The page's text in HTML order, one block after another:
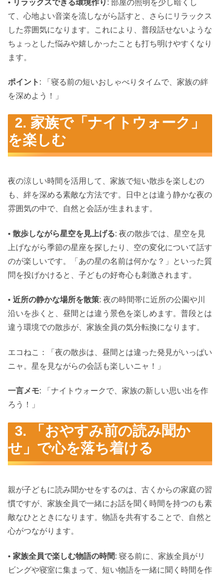
• リラックスできる環境作り : 部屋の照明を少し暗くし
て、心地よい音楽を流しながら話すと、さらにリラックス
した雰囲気になります。これにより、普段話せないような
ちょっとした悩みや嬉しかったことも打ち明けやすくなり
ます。
ポイント : 「寝る前の短いおしゃべりタイムで、家族の絆
を深めよう！」
2. 家族で「ナイトウォーク」
を楽しむ
夜の涼しい時間を活用して、家族で短い散歩を楽しむの
も、絆を深める素敵な方法です。日中とは違う静かな夜の
雰囲気の中で、自然と会話が生まれます。
• 散歩しながら星空を見上げる: 夜の散歩では、星空を見
上げながら季節の星座を探したり、空の変化について話す
のが楽しいです。「あの星の名前は何かな？」といった質
問を投げかけると、子どもの好奇心も刺激されます。
• 近所の静かな場所を散策: 夜の時間帯に近所の公園や川
沿いを歩くと、昼間とは違う景色を楽しめます。普段とは
違う環境での散歩が、家族全員の気分転換になります。
エコねこ：「夜の散歩は、昼間とは違った発見がいっぱい
ニャ。星を見ながらの会話も楽しいニャ！」
一言メモ: 「ナイトウォークで、家族の新しい思い出を作
ろう！」
3. 「おやすみ前の読み聞か
せ」で心を落ち着ける
親が子どもに読み聞かせをするのは、古くからの家庭の習
慣ですが、家族全員で一緒にお話を聞く時間を持つのも素
敵なひとときになります。物語を共有することで、自然と
心がつながります。
• 家族全員で楽しむ物語の時間: 寝る前に、家族全員がリ
ビングや寝室に集まって、短い物語を一緒に聞く時間を作